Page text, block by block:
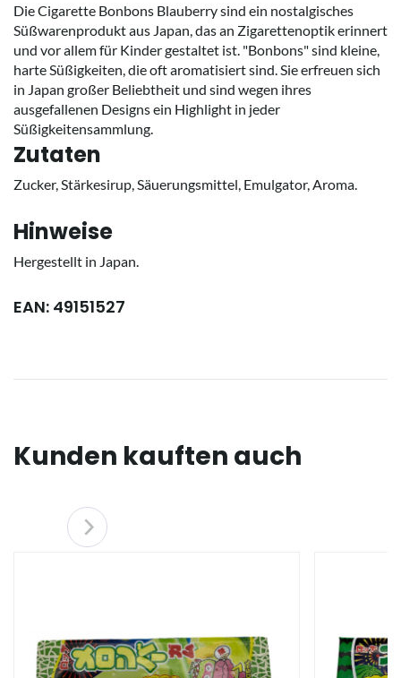
Die Cigarette Bonbons Blauberry sind ein nostalgisches
Süßwarenprodukt aus Japan, das an Zigarettenoptik erinnert
und vor allem für Kinder gestaltet ist. "Bonbons" sind kleine,
harte Süßigkeiten, die oft aromatisiert sind. Sie erfreuen sich
in Japan großer Beliebtheit und sind wegen ihres
ausgefallenen Designs ein Highlight in jeder
Süßigkeitensammlung.
Zutaten
Zucker, Stärkesirup, Säuerungsmittel, Emulgator, Aroma.
Hinweise
Hergestellt in Japan.
EAN: 49151527
Kunden kauften auch